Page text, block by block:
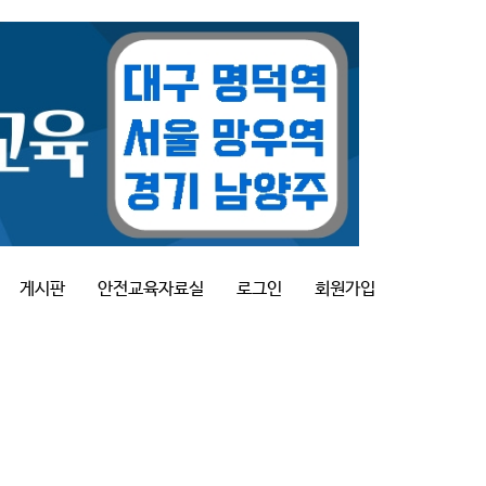
게시판 안전교육자료실 로그인 회원가입